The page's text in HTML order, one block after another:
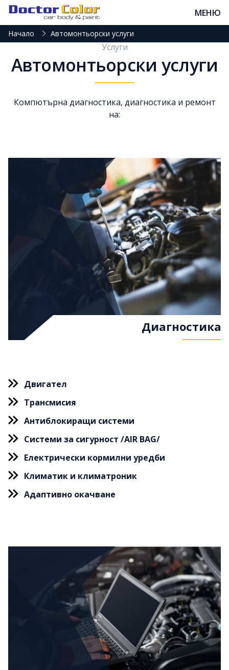
МЕНЮ
Начало Автомонтьорски услуги
Услуги
Автомонтьорски услуги
Компютърна диагностика, диагностика и ремонт
на:
Диагностика
Двигател
Трансмисия
Антиблокиращи системи
Системи за сигурност /AIR BAG/
Електрически кормилни уредби
Климатик и климатроник
Адаптивно окачване